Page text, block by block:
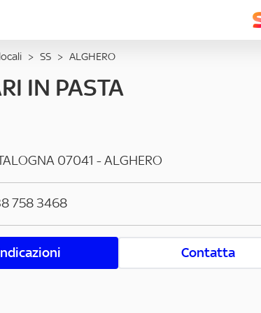
> SS > ALGHERO
IN PASTA
07041 -ALGHERO
758 3468
Contatta